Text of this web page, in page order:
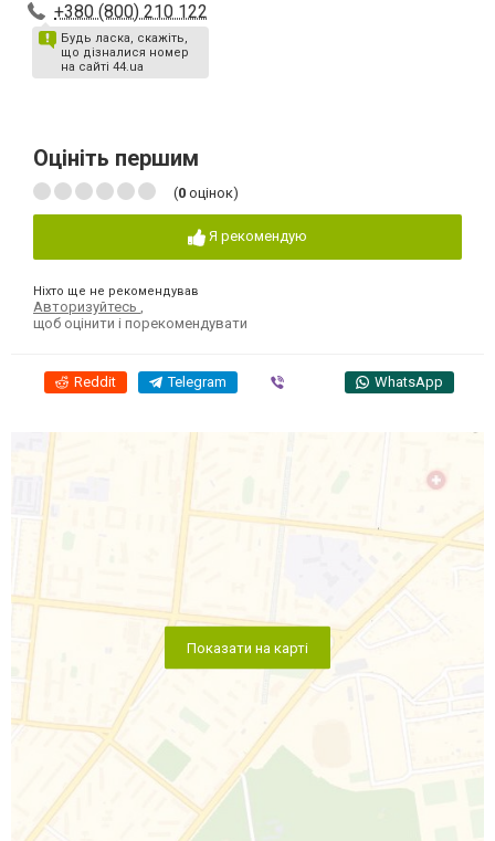
+380 (800) 210 122
Будь ласка, скажіть,
що дізналися номер
на сайті 44.ua
Оцініть першим
(0 оцінок)
Я рекомендую
Ніхто ще не рекомендував
Авторизуйтесь
щоб оцінити і порекомендувати
Reddit Telegram WhatsApp
Показати на карті